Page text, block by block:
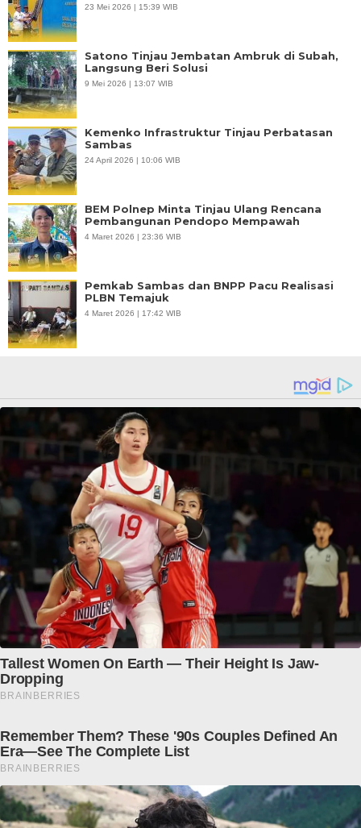
23 Mei 2026 | 15:39 WIB
Satono Tinjau Jembatan Ambruk di Subah,
Langsung Beri Solusi
9 Mei 2026 | 13:07 WIB
Kemenko Infrastruktur Tinjau Perbatasan
Sambas
24 April 2026 | 10:06 WIB
BEM Polnep Minta Tinjau Ulang Rencana
Pembangunan Pendopo Mempawah
4 Maret 2026 | 23:36 WIB
Pemkab Sambas dan BNPP Pacu Realisasi
PLBN Temajuk
4 Maret 2026 | 17:42 WIB